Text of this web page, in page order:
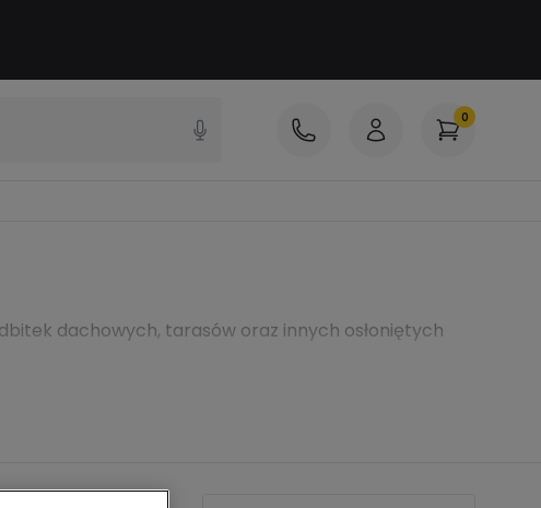
0
dachowych, tarasów oraz innych osłoniętych